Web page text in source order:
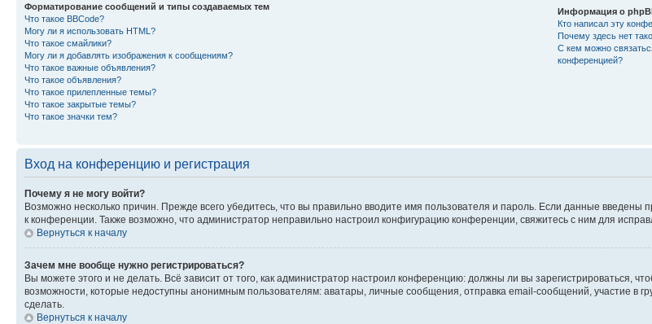
Форматирование сообщений и типы создаваемых тем
Что такое BBCode?
Могу ли я использовать HTML?
Что такое смайлики?
Могу ли я добавлять изображения к сообщениям?
Что такое важные объявления?
Что такое объявления?
Что такое прилепленные темы?
Что такое закрытые темы?
Что такое значки тем?
Информация о
Кто написал эту
Почему здесь нет
С кем можно
конференцией?
Вход на конференцию и регистрация
Почему я не могу войти?
Возможно несколько причин. Прежде всего убедитесь, что вы правильно вводите имя пользователя и пароль. Если данные
к конференции. Также возможно, что администратор неправильно настроил конфигурацию конференции, свяжитесь с ним для
Вернуться к началу
Зачем мне вообще нужно регистрироваться?
Вы можете этого и не делать. Всё зависит от того, как администратор настроил конференцию: должны ли вы зарегистрироваться,
возможности, которые недоступны анонимным пользователям: аватары, личные сообщения, отправка email-сообщений, участие в
сделать.
Вернуться к началу